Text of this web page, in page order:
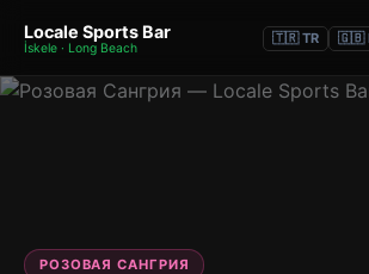
Locale Sports Bar
İskele · Long Beach
🇹🇷 TR 🇬🇧
РОЗОВАЯ САНГРИЯ